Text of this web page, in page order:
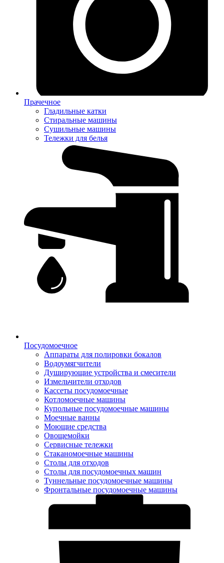
Прачечное
Гладильные катки
Стиральные машины
Сушильные машины
Тележки для белья
Посудомоечное
Аппараты для полировки бокалов
Водоумягчители
Душирующие устройства и смесители
Измельчители отходов
Кассеты посудомоечные
Котломоечные машины
Купольные посудомоечные машины
Моечные ванны
Моющие средства
Овощемойки
Сервисные тележки
Стаканомоечные машины
Столы для отходов
Столы для посудомоечных машин
Туннельные посудомоечные машины
Фронтальные посудомоечные машины